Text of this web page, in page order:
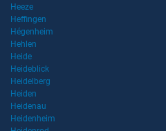
Heeze
Heffingen
Hégenheim
Hehlen
Heide
Heideblick
Heidelberg
Heiden
Heidenau
Heidenheim